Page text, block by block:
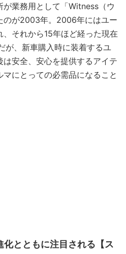
業務用として「Witness（ウ
のが2003年。2006年にはユー
それから15年ほど経った現在
が、新車購入時に装着するユ
安全、安心を提供するアイテ
にとっての必需品になること
とともに注目される【ス